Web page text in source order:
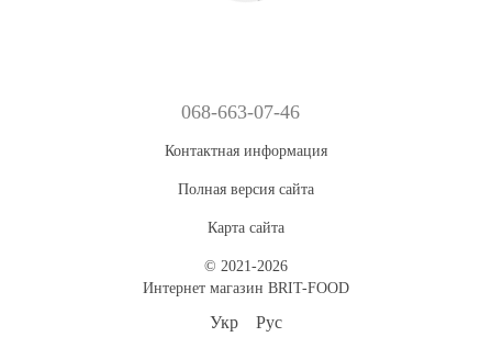
068-663-07-46
Контактная информация
Полная версия сайта
Карта сайта
© 2021-2026
Интернет магазин BRIT-FOOD
Укр Рус